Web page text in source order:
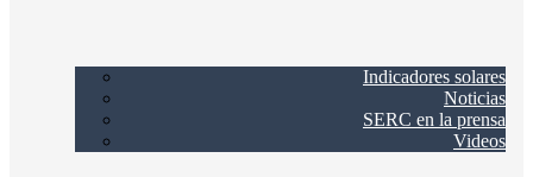
Indicadores solares
Noticias
SERC en la prensa
Videos